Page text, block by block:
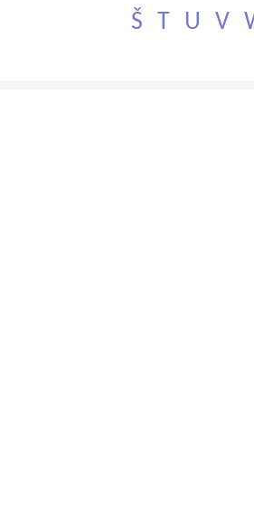
Š
T U V